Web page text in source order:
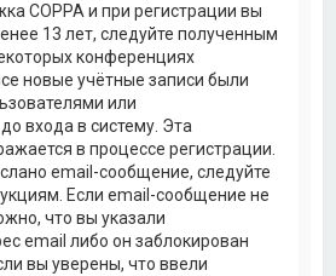
COPPA и при регистрации вы
13 лет, следуйте полученным
конференциях
новые учётные записи были
или
входа в систему. Эта
в процессе регистрации.
email-сообщение, следуйте
Если email-сообщение не
что вы указали
email либо он заблокирован
вы уверены, что ввели